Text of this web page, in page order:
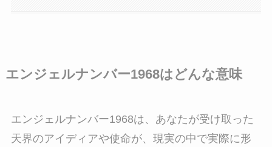
エンジェルナンバー1968はどんな意味
エンジェルナンバー1968は、あなたが受け取った
天界のアイディアや使命が、現実の中で実際に形